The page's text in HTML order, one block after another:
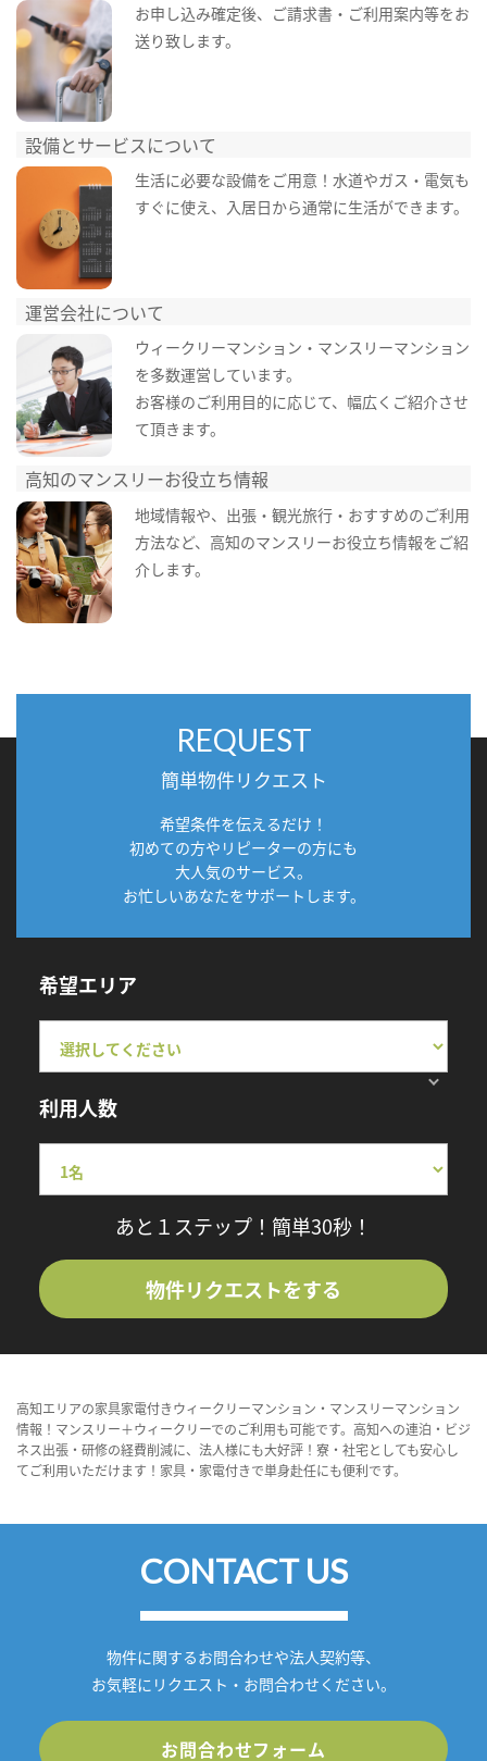
お申し込み確定後、ご請求書・ご利用案内等をお
送り致します。
設備とサービスについて
生活に必要な設備をご用意！水道やガス・電気も
すぐに使え、入居日から通常に生活ができます。
運営会社について
ウィークリーマンション・マンスリーマンション
を多数運営しています。
お客様のご利用目的に応じて、幅広くご紹介させ
て頂きます。
高知のマンスリーお役立ち情報
地域情報や、出張・観光旅行・おすすめのご利用
方法など、高知のマンスリーお役立ち情報をご紹
介します。
REQUEST
簡単物件リクエスト
希望条件を伝えるだけ！
初めての方やリピーターの方にも
大人気のサービス。
お忙しいあなたをサポートします。
希望エリア
利用人数
あと１ステップ！簡単30秒！
物件リクエストをする
高知エリアの家具家電付きウィークリーマンション・マンスリーマンション
情報！マンスリー＋ウィークリーでのご利用も可能です。高知への連泊・ビジ
ネス出張・研修の経費削減に、法人様にも大好評！寮・社宅としても安心し
てご利用いただけます！家具・家電付きで単身赴任にも便利です。
CONTACT US
物件に関するお問合わせや法人契約等、
お気軽にリクエスト・お問合わせください。
お問合わせフォーム